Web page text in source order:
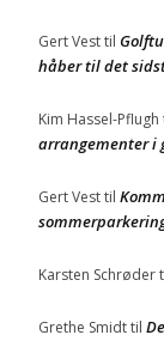
Gert Vesttil
håber til det
Kim Hassel-Pflugh
arrangementer i
Gert Vesttil
Karsten Schrøder
Grethe Smidttil